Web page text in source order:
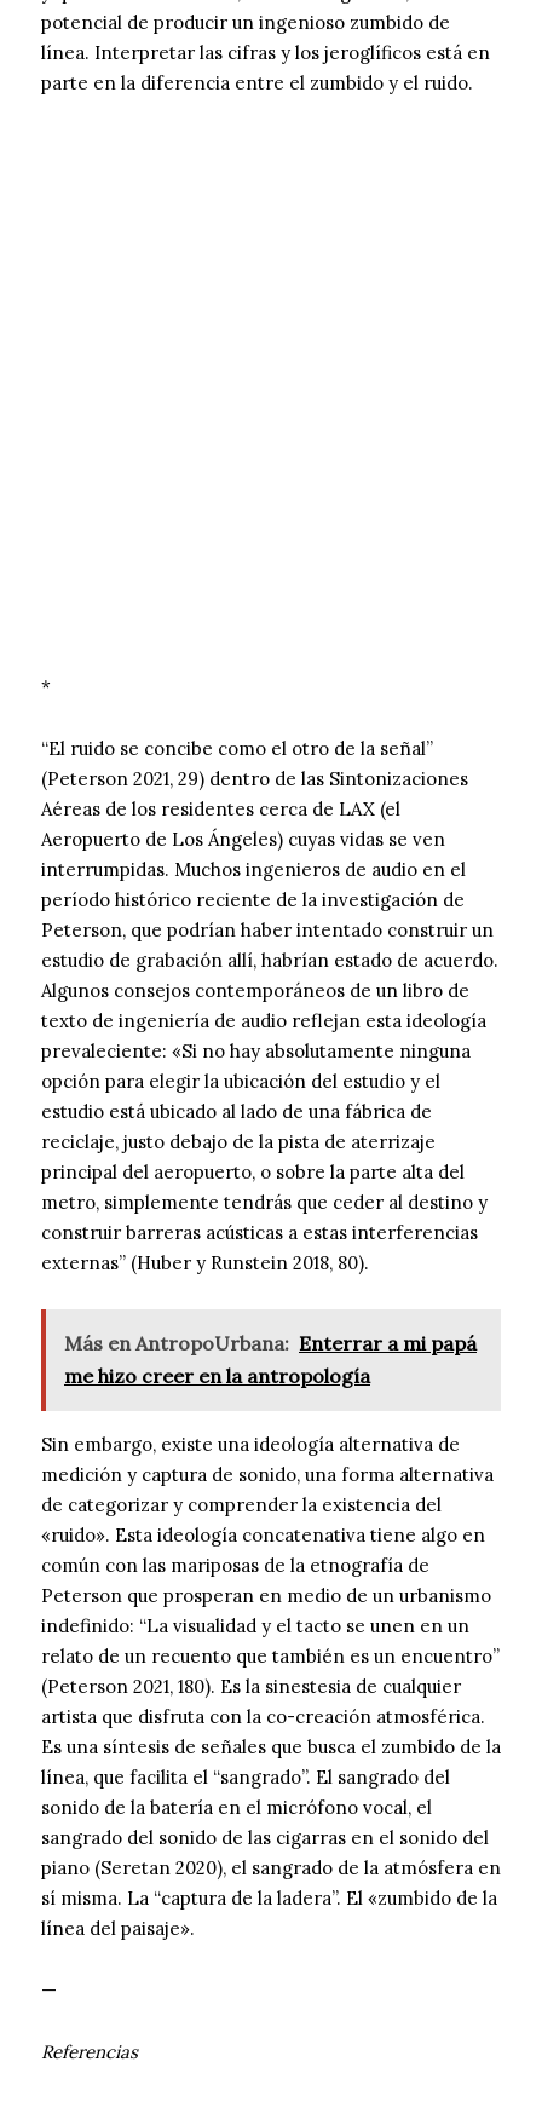
potencial de producir un ingenioso zumbido de
línea. Interpretar las cifras y los jeroglíficos está en
parte en la diferencia entre el zumbido y el ruido.
*
“El ruido se concibe como el otro de la señal”
(Peterson 2021, 29) dentro de las Sintonizaciones
Aéreas de los residentes cerca de LAX (el
Aeropuerto de Los Ángeles) cuyas vidas se ven
interrumpidas. Muchos ingenieros de audio en el
período histórico reciente de la investigación de
Peterson, que podrían haber intentado construir un
estudio de grabación allí, habrían estado de acuerdo.
Algunos consejos contemporáneos de un libro de
texto de ingeniería de audio reflejan esta ideología
prevaleciente: «Si no hay absolutamente ninguna
opción para elegir la ubicación del estudio y el
estudio está ubicado al lado de una fábrica de
reciclaje, justo debajo de la pista de aterrizaje
principal del aeropuerto, o sobre la parte alta del
metro, simplemente tendrás que ceder al destino y
construir barreras acústicas a estas interferencias
externas” (Huber y Runstein 2018, 80).
Más en AntropoUrbana: Enterrar a mi papá
me hizo creer en la antropología
Sin embargo, existe una ideología alternativa de
medición y captura de sonido, una forma alternativa
de categorizar y comprender la existencia del
«ruido». Esta ideología concatenativa tiene algo en
común con las mariposas de la etnografía de
Peterson que prosperan en medio de un urbanismo
indefinido: “La visualidad y el tacto se unen en un
relato de un recuento que también es un encuentro”
(Peterson 2021, 180). Es la sinestesia de cualquier
artista que disfruta con la co-creación atmosférica.
Es una síntesis de señales que busca el zumbido de la
línea, que facilita el “sangrado”. El sangrado del
sonido de la batería en el micrófono vocal, el
sangrado del sonido de las cigarras en el sonido del
piano (Seretan 2020), el sangrado de la atmósfera en
sí misma. La “captura de la ladera”. El «zumbido de la
línea del paisaje».
—
Referencias